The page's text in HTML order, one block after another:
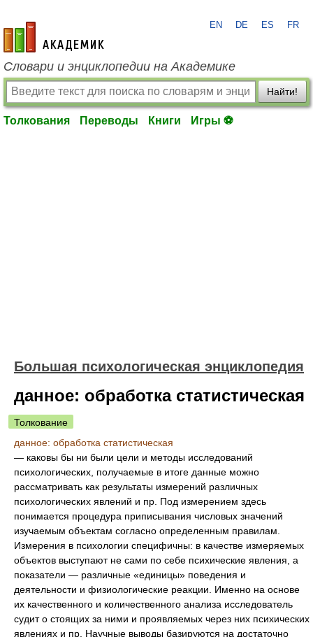
academic.ru
EN DE ES FR
Словари и энциклопедии на Академике
Найти!
Толкования Переводы Книги Игры ⚽
Большая психологическая энциклопедия
данное: обработка статистическая
Толкование
данное: обработка статистическая
— каковы бы ни были цели и методы исследований
психологических, получаемые в итоге данные можно
рассматривать как результаты измерений различных
психологических явлений и пр. Под измерением здесь
понимается процедура приписывания числовых значений
изучаемым объектам согласно определенным правилам.
Измерения в психологии специфичны: в качестве измеряемых
объектов выступают не сами по себе психические явления, а
показатели — различные «единицы» поведения и
деятельности и физиологические реакции. Именно на основе
их качественного и количественного анализа исследователь
судит о стоящих за ними и проявляемых через них психических
явлениях и пр. Научные выводы базируются на достаточно